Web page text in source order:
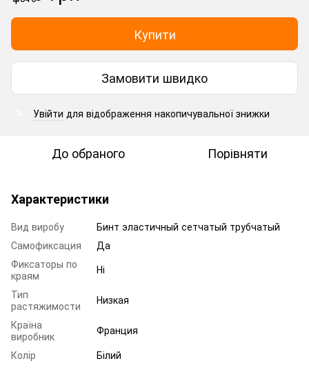
Купити
Замовити швидко
Увійти для відображення накопичувальної знижки
До обраного Порівняти
Характеристики
Вид виробу
Бинт эластичный сетчатый трубчатый
Самофиксация
Да
Фиксаторы по
краям
Ні
Тип
растяжимости
Низкая
Країна
виробник
Франция
Колір
Білий